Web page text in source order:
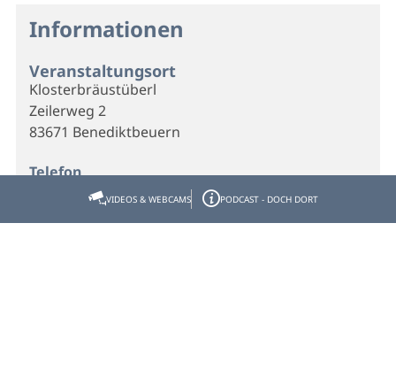
Informationen
Veranstaltungsort
Klosterbräustüberl
Zeilerweg 2
83671 Benediktbeuern
Telefon
08857-9407
E-Mail
VIDEOS & WEBCAMS PODCAST - DOCH DORT